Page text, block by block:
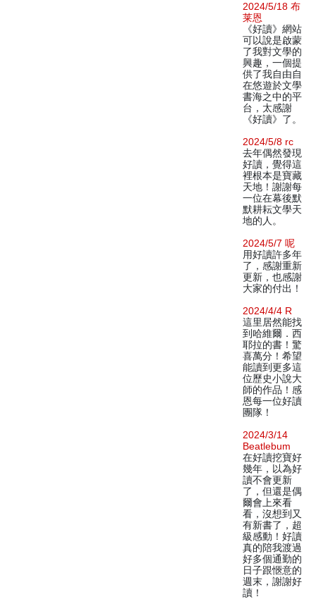
2024/5/18 布
莱恩
《好讀》網站
可以說是啟蒙
了我對文學的
興趣，一個提
供了我自由自
在悠遊於文學
書海之中的平
台，太感謝
《好讀》了。
2024/5/8 rc
去年偶然發現
好讀，覺得這
裡根本是寶藏
天地！謝謝每
一位在幕後默
默耕耘文學天
地的人。
2024/5/7 呢
用好讀許多年
了，感謝重新
更新，也感謝
大家的付出！
2024/4/4 R
這里居然能找
到哈維爾．西
耶拉的書！驚
喜萬分！希望
能讀到更多這
位歷史小說大
師的作品！感
恩每一位好讀
團隊！
2024/3/14
Beatlebum
在好讀挖寶好
幾年，以為好
讀不會更新
了，但還是偶
爾會上來看
看，沒想到又
有新書了，超
級感動！好讀
真的陪我渡過
好多個通勤的
日子跟愜意的
週末，謝謝好
讀！